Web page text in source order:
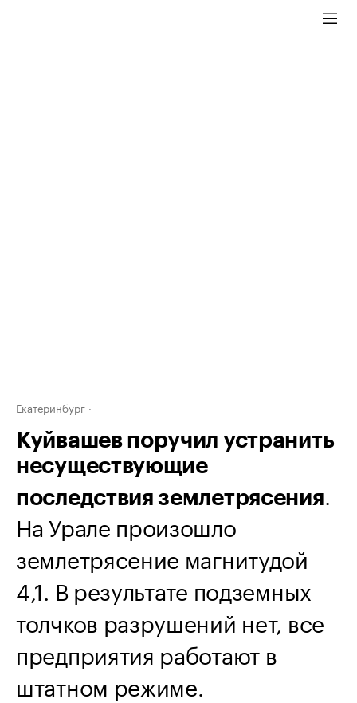
Екатеринбург
Куйвашев поручил устранить
несуществующие
последствия землетрясения.
На Урале произошло
землетрясение магнитудой
4,1. В результате подземных
толчков разрушений нет, все
предприятия работают в
штатном режиме.